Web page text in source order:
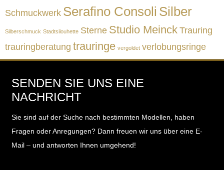
Schmuckwerk Serafino Consoli Silber
Silberschmuck Stadtsilouhette Sterne Studio Meinck Trauring
trauringberatung trauringe vergoldet verlobungsringe
SENDEN SIE UNS EINE
NACHRICHT
Sie sind auf der Suche nach bestimmten Modellen, haben
Fragen oder Anregungen? Dann freuen wir uns über eine E-
Mail – und antworten Ihnen umgehend!